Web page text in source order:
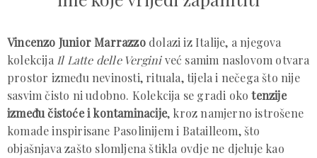
Vincenzo Junior Marrazzodolazi iz Italije, a njegova
kolekcija Il Latte delle Verginiveć samim naslovom otvara
prostor između nevinosti, rituala, tijela i nečega što nije
sasvim čisto ni udobno. Kolekcija se gradi okotenzije
između čistoće i kontaminacije, kroz namjerno istrošene
komade inspirisane Pasolinijem i Batailleom, što
objašnjava zašto slomljena štikla ovdje ne djeluje kao